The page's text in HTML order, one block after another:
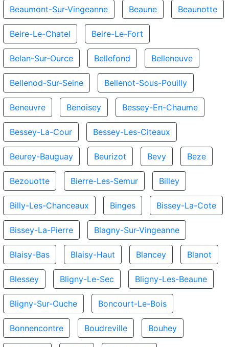
Beaumont-Sur-Vingeanne Beaune Beaunotte
Beire-Le-Chatel Beire-Le-Fort
Belan-Sur-Ource Bellefond Belleneuve
Bellenod-Sur-Seine Bellenot-Sous-Pouilly
Beneuvre Benoisey Bessey-En-Chaume
Bessey-La-Cour Bessey-Les-Citeaux
Beurey-Bauguay Beurizot Bevy Beze
Bezouotte Bierre-Les-Semur Billey
Billy-Les-Chanceaux Binges Bissey-La-Cote
Bissey-La-Pierre Blagny-Sur-Vingeanne
Blaisy-Bas Blaisy-Haut Blancey Blanot
Blessey Bligny-Le-Sec Bligny-Les-Beaune
Bligny-Sur-Ouche Boncourt-Le-Bois
Bonnencontre Boudreville Bouhey